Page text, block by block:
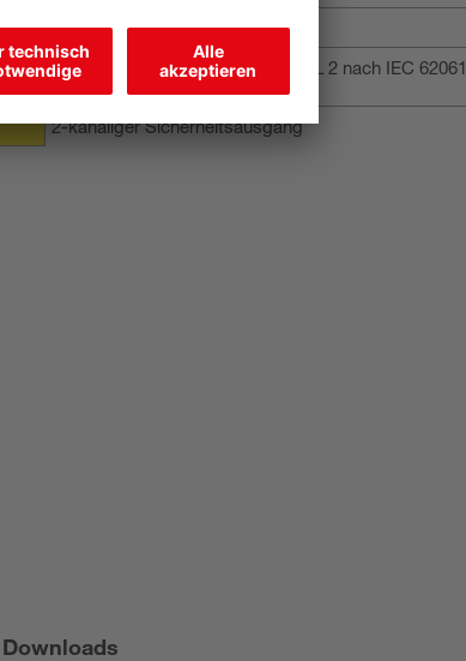
Leuze Sicherheitsprogramm
PL d nach EN ISO 13849-1, SILCL 2 nach IEC 62061
2-kanaliger Sicherheitsausgang
Downloads